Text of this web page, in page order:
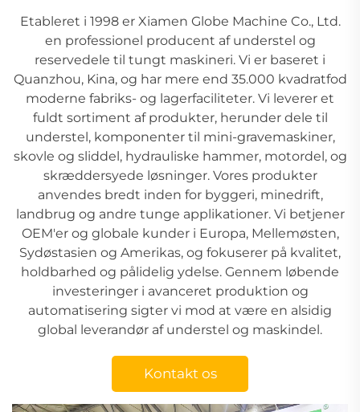
Etableret i 1998 er Xiamen Globe Machine Co., Ltd.
en professionel producent af understel og
reservedele til tungt maskineri. Vi er baseret i
Quanzhou, Kina, og har mere end 35.000 kvadratfod
moderne fabriks- og lagerfaciliteter. Vi leverer et
fuldt sortiment af produkter, herunder dele til
understel, komponenter til mini-gravemaskiner,
skovle og sliddel, hydrauliske hammer, motordel, og
skræddersyede løsninger. Vores produkter
anvendes bredt inden for byggeri, minedrift,
landbrug og andre tunge applikationer. Vi betjener
OEM'er og globale kunder i Europa, Mellemøsten,
Sydøstasien og Amerikas, og fokuserer på kvalitet,
holdbarhed og pålidelig ydelse. Gennem løbende
investeringer i avanceret produktion og
automatisering sigter vi mod at være en alsidig
global leverandør af understel og maskindel.
Kontakt os